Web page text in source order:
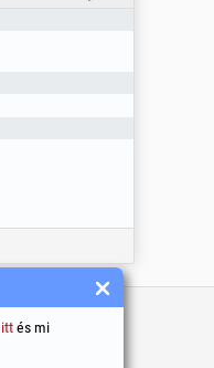
és mi